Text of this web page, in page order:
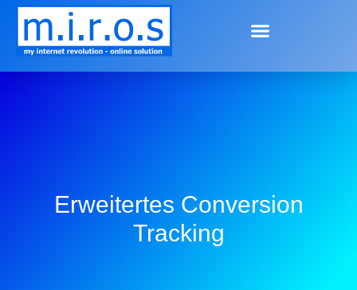
Erweitertes Conversion
Tracking